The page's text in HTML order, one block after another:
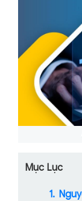
Mục Lục
1.